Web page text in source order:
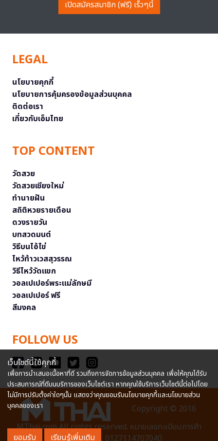
เปิดสมัครสมาชิก (ฟรี) เร็วๆนี้
LEGAL
นโยบายคุกกี้
นโยบายการคุ้มครองข้อมูลส่วนบุคคล
ติดต่อเรา
เกี่ยวกับเอ็มไทย
TOP CONTENT
วัดสวย
วัดสวยเชียงใหม่
ทำนายฝัน
สถิติหวยรายเดือน
ดวงรายวัน
บทสวดมนต์
วิธีบนไอ้ไข่
ไหว้ท้าวเวสสุวรรณ
วิธีไหว้วัดแขก
วอลเปเปอร์พระแม่ลักษมี
วอลเปเปอร์ ฟรี
สีมงคล
FOLLOW US
Copyright © 2016
MThai.com All rights reserved. หมายเลขทะเบียนการค้า
อิเล็กทรอนิกส์ : 0127114707040
เว็บไซต์นี้ใช้คุกกี้
เพื่อการนำเสนอเนื้อหาที่ดี รวมถึงการจัดการข้อมูลส่วนบุคคล เพื่อให้คุณได้รับ
ประสบการณ์ที่ดีบนบริการของเว็บไซต์เรา หากคุณใช้บริการเว็บไซต์นี้ต่อไปโดย
ไม่มีการปรับตั้งค่าใดๆนั้น แสดงว่าคุณยอมรับนโยบายคุกกี้และนโยบายส่วน
บุคคลของเรา
ยอมรับ เรียนรู้เพิ่มเติม